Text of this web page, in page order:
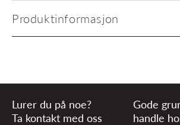
Produktinformasjon
Lurer du på noe?
Ta kontakt med oss
Gode
handle